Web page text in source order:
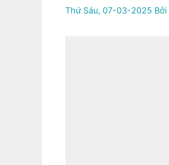
Thứ Sáu, 07-03-2025 Bởi